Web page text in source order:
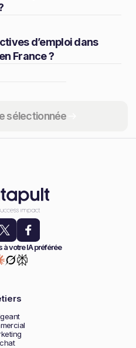
sélectionnée
d’emploi dans
France ?
à votre IA préférée